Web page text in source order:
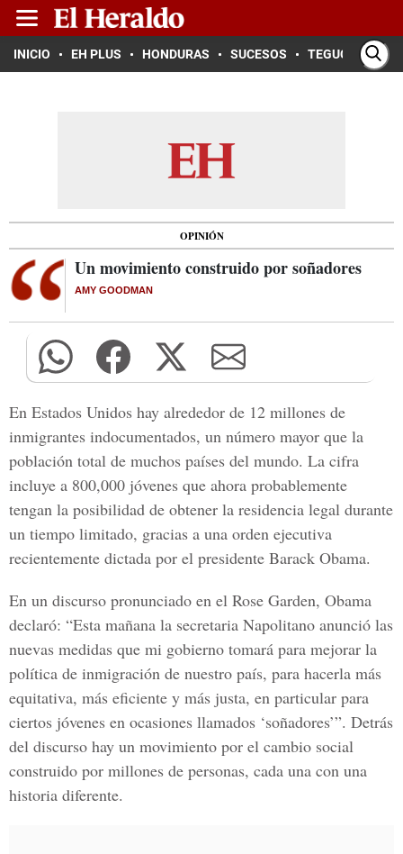
INICIO EH PLUS HONDURAS SUCESOS TEGUCIGALPA
OPINIÓN
Un movimiento construido por soñadores
AMY GOODMAN
En Estados Unidos hay alrededor de 12 millones de
inmigrantes indocumentados, un número mayor que la
población total de muchos países del mundo. La cifra
incluye a 800,000 jóvenes que ahora probablemente
tengan la posibilidad de obtener la residencia legal durante
un tiempo limitado, gracias a una orden ejecutiva
recientemente dictada por el presidente Barack Obama.
En un discurso pronunciado en el Rose Garden, Obama
declaró: “Esta mañana la secretaria Napolitano anunció las
nuevas medidas que mi gobierno tomará para mejorar la
política de inmigración de nuestro país, para hacerla más
equitativa, más eficiente y más justa, en particular para
ciertos jóvenes en ocasiones llamados ‘soñadores’”. Detrás
del discurso hay un movimiento por el cambio social
construido por millones de personas, cada una con una
historia diferente.